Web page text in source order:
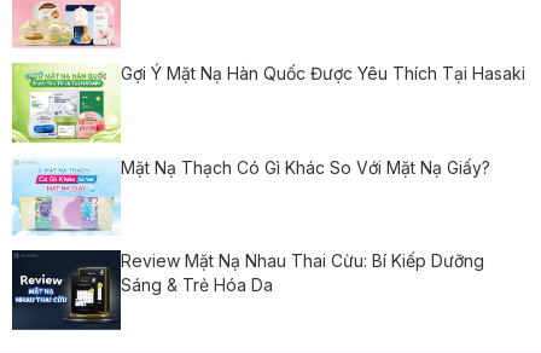
Gợi Ý Mặt Nạ Hàn Quốc Được Yêu Thích Tại Hasaki
Mặt Nạ Thạch Có Gì Khác So Với Mặt Nạ Giấy?
Review Mặt Nạ Nhau Thai Cừu: Bí Kiếp Dưỡng
Sáng & Trẻ Hóa Da